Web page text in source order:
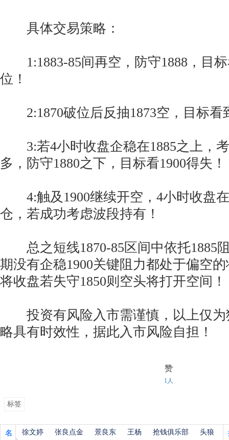
具体交易策略：
1:1883-85间再空，防守1888，目标
位！
2:1870破位后反抽1873空，目标看
3:若4小时收盘企稳在1885之上，考
多，防守1880之下，目标看1900得失！
4:触及1900继续开空，4小时收盘在
仓，若成功考虑波段持有！
总之短线1870-85区间中依托1885
期没有企稳1900关键阻力都处于偏空
将收盘若失守1850则空头将打开空间！
投资有风险入市需谨慎，以上仅为
略具有时效性，据此入市风险自担！
赞
1人
标签
名
徐文婷 张良点金 景良东 王杨 抢钱俱乐部
头狼